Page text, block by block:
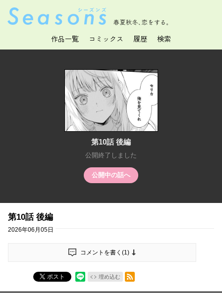
春夏秋冬、恋をする。
作品一覧 コミックス 履歴 検索
第10話 後編
公開終了しました
公開中の話へ
第10話 後編
2026年06月05日
コメントを書く(1 )
ポスト 埋め込む
RSSフィード